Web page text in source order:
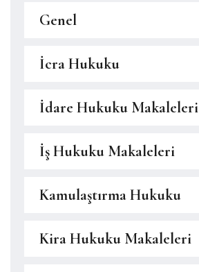
Genel
İcra Hukuku
İdare Hukuku Makaleleri
İş Hukuku Makaleleri
Kamulaştırma Hukuku
Kira Hukuku Makaleleri